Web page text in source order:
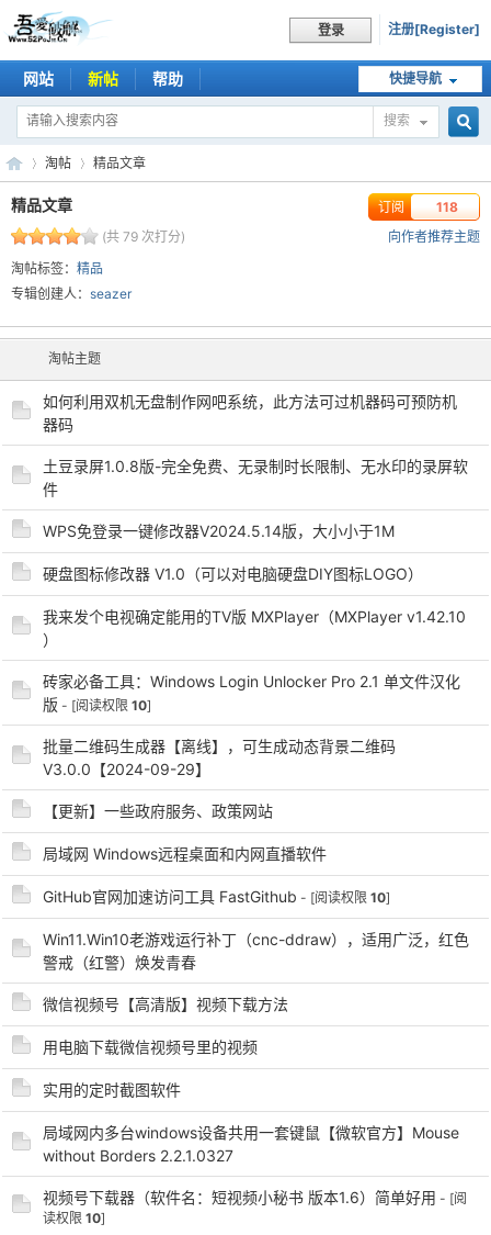
登录 注册[Register]
快捷导航
网站 新帖 帮助
搜索
索
破
解
淘帖 精品文章
精品文章 118
订阅
向作者推荐主题
(共 79 次打分)
淘帖标签： 精品
专辑创建人： seazer
淘帖主题
如何利用双机无盘制作网吧系统，此方法可过机器码可预防机
器码
土豆录屏1.0.8版-完全免费、无录制时长限制、无水印的录屏软
件
WPS免登录一键修改器V2024.5.14版，大小小于1M
硬盘图标修改器 V1.0（可以对电脑硬盘DIY图标LOGO）
我来发个电视确定能用的TV版 MXPlayer（MXPlayer v1.42.10
）
砖家必备工具：Windows Login Unlocker Pro 2.1 单文件汉化
版 - [阅读权限 10]
批量二维码生成器【离线】，可生成动态背景二维码
V3.0.0【2024-09-29】
【更新】一些政府服务、政策网站
局域网 Windows远程桌面和内网直播软件
GitHub官网加速访问工具 FastGithub - [阅读权限 10]
Win11.Win10老游戏运行补丁（cnc-ddraw），适用广泛，红色
警戒（红警）焕发青春
微信视频号【高清版】视频下载方法
用电脑下载微信视频号里的视频
实用的定时截图软件
局域网内多台windows设备共用一套键鼠【微软官方】Mouse
without Borders 2.2.1.0327
视频号下载器（软件名：短视频小秘书 版本1.6）简单好用 - [阅
读权限 10]